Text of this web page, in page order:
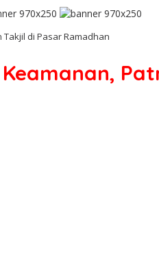
di Pasar Ramadhan